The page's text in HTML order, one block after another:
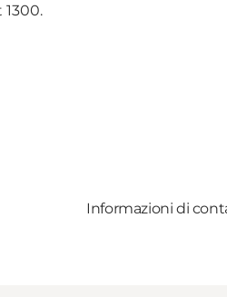
Informazioni di